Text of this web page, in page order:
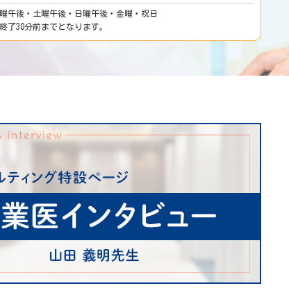
午後・土曜午後・日曜午後・金曜・祝日
了30分前までとなります。